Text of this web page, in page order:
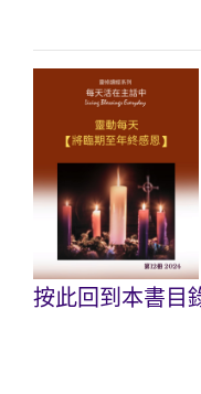
按此回到本書目